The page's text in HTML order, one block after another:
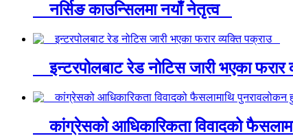
नर्सिङ काउन्सिलमा नयाँ नेतृत्व
इन्टरपोलबाट रेड नोटिस जारी भएका फरार
कांग्रेसको आधिकारिकता विवादको